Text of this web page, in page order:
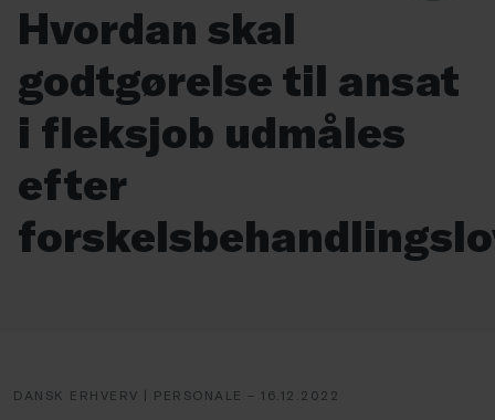
Hvordan skal
godtgørelse til ansat
i fleksjob udmåles
efter
DANSK ERHVERV | PERSONALE – 16.12.2022